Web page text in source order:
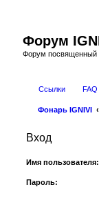
Форум
Форум посвященный
Ссылки FAQ
Фонарь IGNIVI
Вход
Имя пользователя:
Пароль: